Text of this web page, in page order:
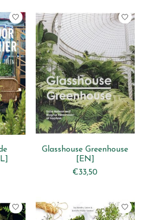
Glasshouse Greenhouse
[EN]
€33,50